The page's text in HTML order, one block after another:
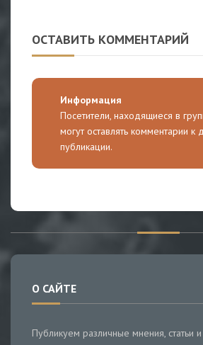
ОСТАВИТЬ КОММЕНТАРИЙ
Информация
Посетители, находящиеся в
могут оставлять комментарии к
публикации.
О САЙТЕ
Публикуем различные мнения, статьи